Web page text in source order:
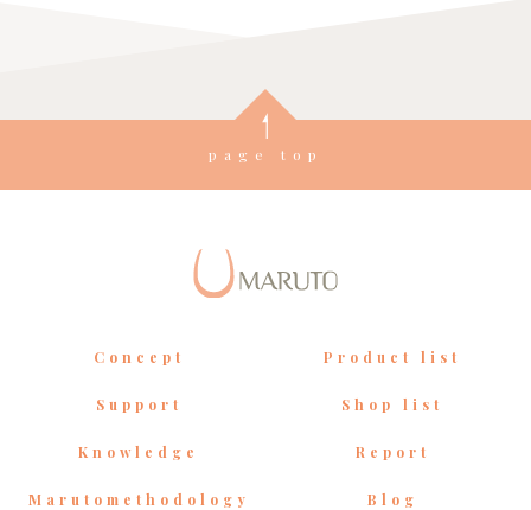
page top
Concept Product list
Support Shop list
Knowledge Report
Marutomethodology Blog